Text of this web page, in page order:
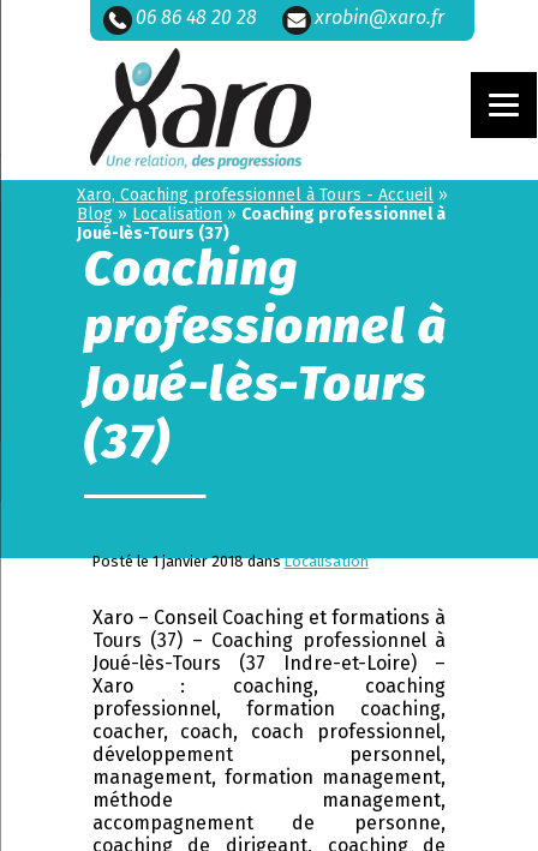
06 86 48 20 28 xrobin@xaro.fr
Xaro, Coaching professionnel à Tours - Accueil »
Blog » Localisation » Coaching professionnel à
Joué-lès-Tours (37)
Coaching
professionnel à
Joué-lès-Tours
(37)
Posté le 1 janvier 2018 dansLocalisation
Xaro – Conseil Coaching et formations à
Tours (37) – Coaching professionnel à
Joué-lès-Tours (37 Indre-et-Loire) –
Xaro : coaching, coaching
professionnel, formation coaching,
coacher, coach, coach professionnel,
développement personnel,
management, formation management,
méthode management,
accompagnement de personne,
coaching de dirigeant, coaching de